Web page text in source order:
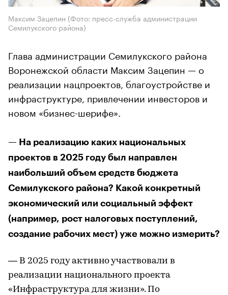
Максим Зацепин (Фото: пресс-служба администрации
Семилукского района)
Глава администрации Семилукского района
Воронежской области Максим Зацепин — о
реализации нацпроектов, благоустройстве и
инфраструктуре, привлечении инвесторов и
новом «бизнес-шерифе».
— На реализацию каких национальных
проектов в 2025 году был направлен
наибольший объем средств бюджета
Семилукского района? Какой конкретный
экономический или социальный эффект
(например, рост налоговых поступлений,
создание рабочих мест) уже можно измерить?
— В 2025 году активно участвовали в
реализации национального проекта
«Инфраструктура для жизни». По